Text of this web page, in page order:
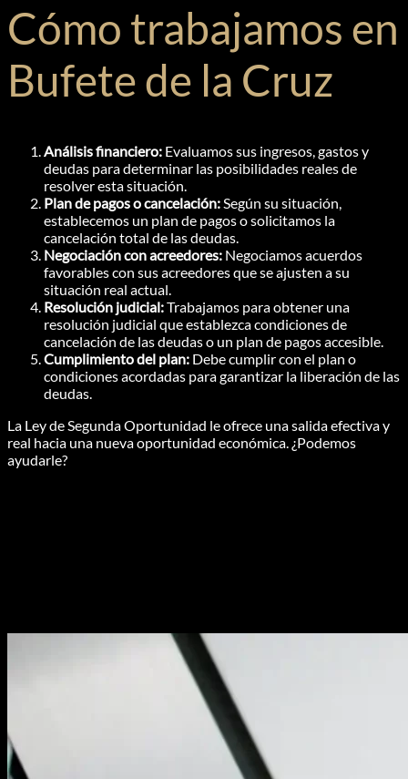
Cómo trabajamos en
Bufete de la Cruz
Análisis financiero: Evaluamos sus ingresos, gastos y
deudas para determinar las posibilidades reales de
resolver esta situación.
Plan de pagos o cancelación:Según su situación,
establecemos un plan de pagos o solicitamos la
cancelación total de las deudas.
Negociación con acreedores: Negociamos acuerdos
favorables con sus acreedores que se ajusten a su
situación real actual.
Resolución judicial:Trabajamos para obtener una
resolución judicial que establezca condiciones de
cancelación de las deudas o un plan de pagos accesible.
Cumplimiento del plan: Debe cumplir con el plan o
condiciones acordadas para garantizar la liberación de las
deudas.
La Ley de Segunda Oportunidad le ofrece una salida efectiva y
real hacia una nueva oportunidad económica. ¿Podemos
ayudarle?